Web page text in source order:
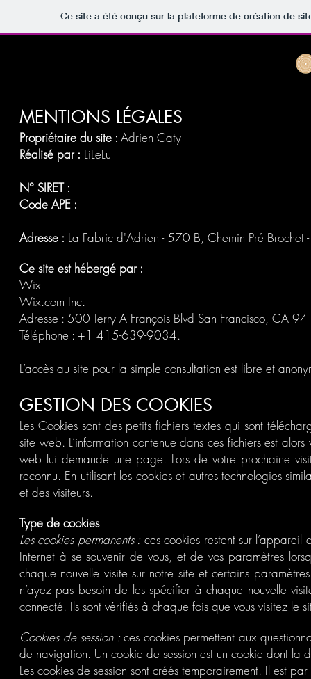
Ce site a été conçu sur la plateforme de création de
MENTIONS LÉGALES
Propriétaire du site : Adrien Caty
Réalisé par : LiLeLu
N° SIRET :
Code APE :
Adresse : La Fabric d'Adrien -570 B, Chemin Pré Brochet
Ce site est hébergé par :
Wix
Wix.com Inc.
Adresse : 500 Terry A François Blvd San Francisco, CA
Téléphone : +1 415-639-9034.
L’accès au site pour la simple consultation est libre et
GESTION DES COOKIES
Les Cookies sont des petits fichiers textes qui sont
site web. L’information contenue dans ces fichiers est
web lui demande une page. Lors de votre prochaine
reconnu. En utilisant les cookies et autres technologies
et des visiteurs.
Type de cookies
Les cookies permanents : ces cookies restent sur
Internet à se souvenir de vous, et de vos paramètres
chaque nouvelle visite sur notre site et certains
n’ayez pas besoin de les spécifier à chaque nouvelle
connecté. Ils sont vérifiés à chaque fois que vous visitez le
Cookies de session :ces cookies permettent aux
de navigation. Un cookie de session est un cookie dont la
Les cookies de session sont créés temporairement. Il est